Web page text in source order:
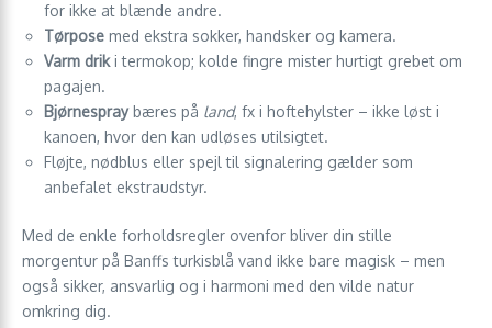
for ikke at blænde andre.
Tørpose med ekstra sokker, handsker og kamera.
Varm driki termokop; kolde fingre mister hurtigt grebet om
pagajen.
Bjørnespraybæres på land, fx i hoftehylster – ikke løst i
kanoen, hvor den kan udløses utilsigtet.
Fløjte, nødblus eller spejl til signalering gælder som
anbefalet ekstraudstyr.
Med de enkle forholdsregler ovenfor bliver din stille
morgentur på Banffs turkisblå vand ikke bare magisk – men
også sikker, ansvarlig og i harmoni med den vilde natur
omkring dig.